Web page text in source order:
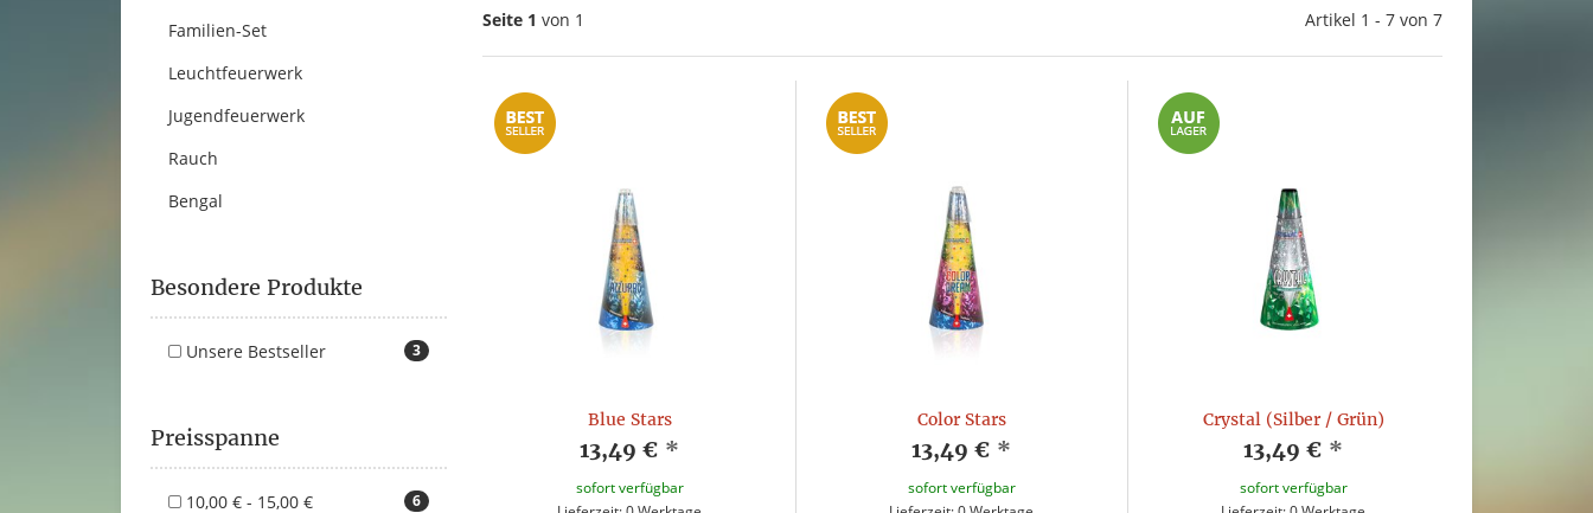
Seite 1 von 1 Artikel 1 - 7 von 7
Blue Stars
13,49 € *
sofort verfügbar
Color Stars
13,49 € *
sofort verfügbar
Crystal (Silber / Grün)
13,49 € *
sofort verfügbar
Familien-Set
Leuchtfeuerwerk
Jugendfeuerwerk
Rauch
Bengal
Besondere Produkte
3
Unsere Bestseller
Preisspanne
6
10,00 € - 15,00 €